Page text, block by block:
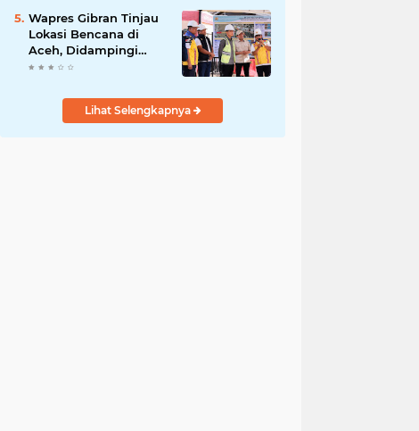
Bireuen
Wapres Gibran Tinjau
Lokasi Bencana di
Aceh, Didampingi
Wagub Dek Fadh
Lihat Selengkapnya